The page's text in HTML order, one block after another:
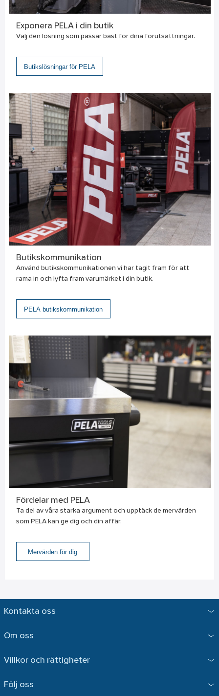
Exponera PELA i din butik
Välj den lösning som passar bäst för dina förutsättningar.
Butikslösningar för PELA
Butikskommunikation
Använd butikskommunikationen vi har tagit fram för att
rama in och lyfta fram varumärket i din butik.
PELA butikskommunikation
Fördelar med PELA
Ta del av våra starka argument och upptäck de mervärden
som PELA kan ge dig och din affär.
Mervärden för dig
Kontakta oss
Om oss
Villkor och rättigheter
Följ oss